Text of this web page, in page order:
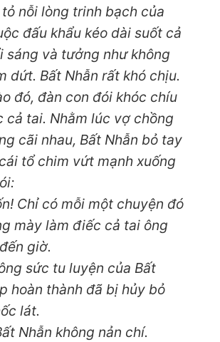
nỗi lòng trinh bạch của
đấu khẩu kéo dài suốt cả
sáng và tưởng như không
dứt. Bất Nhẫn rất khó chịu.
đó, đàn con đói khóc chíu
cả tai. Nhằm lúc vợ chồng
cãi nhau, Bất Nhẫn bỏ tay
tổ chim vứt mạnh xuống
Chỉ có mỗi một chuyện đó
mày làm điếc cả tai ông
giờ.
sức tu luyện của Bất
hoàn thành đã bị hủy bỏ
lát.
Nhẫn không nản chí.